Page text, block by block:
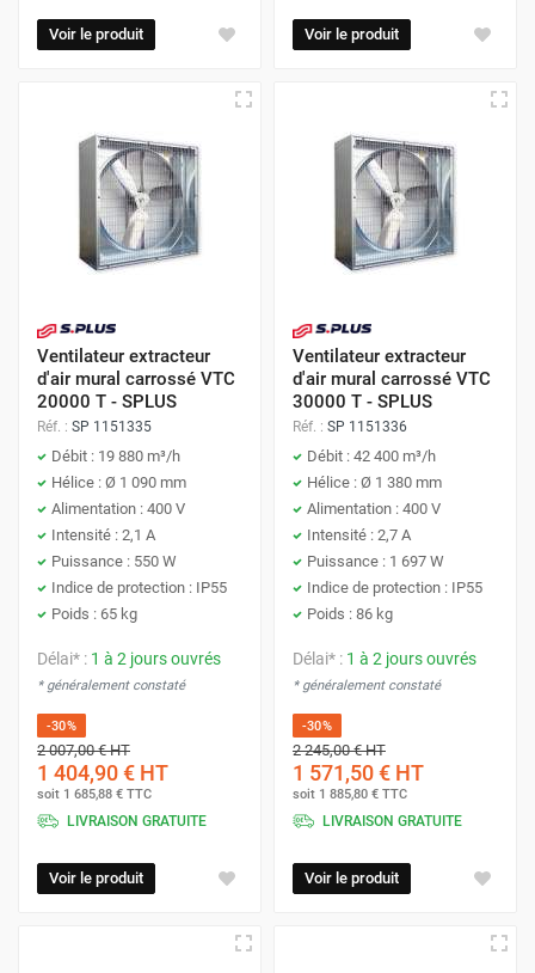
Voir le produit Voir le produit
Ventilateur extracteur
d'air mural carrossé VTC
20000 T - SPLUS
Réf. : SP 1151335
Débit : 19 880 m³/h
Hélice : Ø 1 090 mm
Alimentation : 400 V
Intensité : 2,1 A
Puissance : 550 W
Indice de protection : IP55
Poids : 65 kg
Délai* : 1 à 2 jours ouvrés
* généralement constaté
-30%
2 007,00 €HT
1 404,90 € HT
soit 1 685,88 € TTC
LIVRAISON GRATUITE
Voir le produit
Ventilateur extracteur
d'air mural carrossé VTC
30000 T - SPLUS
Réf. : SP 1151336
Débit : 42 400 m³/h
Hélice : Ø 1 380 mm
Alimentation : 400 V
Intensité : 2,7 A
Puissance : 1 697 W
Indice de protection : IP55
Poids : 86 kg
Délai* : 1 à 2 jours ouvrés
* généralement constaté
-30%
2 245,00 €HT
1 571,50 € HT
soit 1 885,80 € TTC
LIVRAISON GRATUITE
Voir le produit